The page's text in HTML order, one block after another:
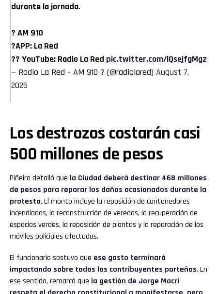
durante la jornada.
? AM 910
?APP: La Red
?? YouTube: Radio La Red pic.twitter.com/lQsejfgMgz
— Radio La Red – AM 910 ? (@radiolared) August 7,
2026
Los destrozos costarán casi
500 millones de pesos
Piñeiro detalló que la Ciudad deberá destinar 468 millones
de pesos para reparar los daños ocasionados durante la
protesta. El monto incluye la reposición de contenedores
incendiados, la reconstrucción de veredas, la recuperación de
espacios verdes, la reposición de plantas y la reparación de los
móviles policiales afectados.
El funcionario sostuvo que ese gasto terminará
impactando sobre todos los contribuyentes porteños. En
ese sentido, remarcó que la gestión de Jorge Macri